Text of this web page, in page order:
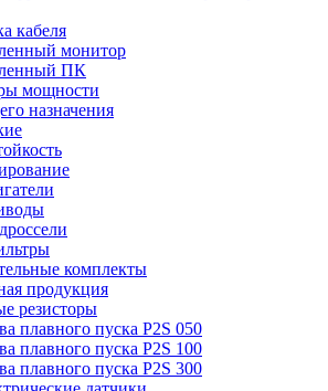
кабеля
монитор
ПК
мощности
назначения
комплекты
продукция
резисторы
плавного пуска P2S 050
плавного пуска P2S 100
плавного пуска P2S 300